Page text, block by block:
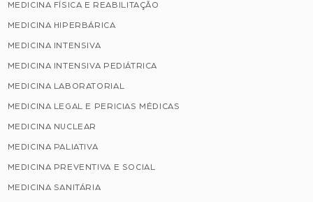
MEDICINA FÍSICA E REABILITAÇÃO
MEDICINA HIPERBÁRICA
MEDICINA INTENSIVA
MEDICINA INTENSIVA PEDIÁTRICA
MEDICINA LABORATORIAL
MEDICINA LEGAL E PERICIAS MÉDICAS
MEDICINA NUCLEAR
MEDICINA PALIATIVA
MEDICINA PREVENTIVA E SOCIAL
MEDICINA SANITÁRIA